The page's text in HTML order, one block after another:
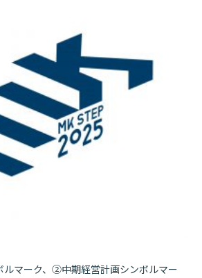
ルマーク、②中期経営計画シンボルマー